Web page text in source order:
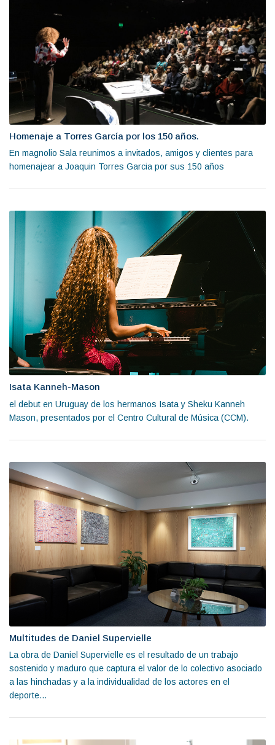
Homenaje a Torres García por los 150 años.
En magnolio Sala reunimos a invitados, amigos y clientes para
homenajear a Joaquin Torres Garcia por sus 150 años
Isata Kanneh-Mason
el debut en Uruguay de los hermanos Isata y Sheku Kanneh
Mason, presentados por el Centro Cultural de Música (CCM).
Multitudes de Daniel Supervielle
La obra de Daniel Supervielle es el resultado de un trabajo
sostenido y maduro que captura el valor de lo colectivo asociado
a las hinchadas y a la individualidad de los actores en el
deporte...